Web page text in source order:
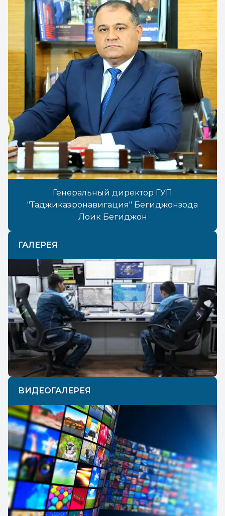
Генеральный директор ГУП
"Таджикаэронавигация" Бегиджонзода
Лоик Бегиджон
ГАЛЕРЕЯ
Previous Next
ВИДЕОГАЛЕРЕЯ